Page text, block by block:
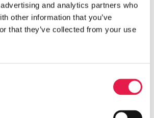
and analytics partners who
other information that you’ve
that they’ve collected from your use
LN25 Röd
28 297 kr inkl moms & ROT